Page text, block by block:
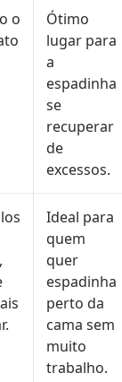
o
Ótimo
lugar para
a
espadinha
se
recuperar
de
excessos.
Ideal para
quem
quer
espadinha
perto da
cama sem
muito
trabalho.